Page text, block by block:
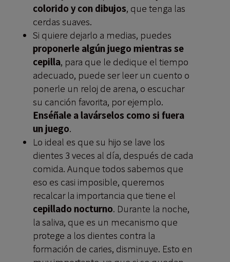
colorido y con dibujos, que tenga las
cerdas suaves.
Si quiere dejarlo a medias, puedes
proponerle algún juego mientras se
cepilla, para que le dedique el tiempo
adecuado, puede ser leer un cuento o
ponerle un reloj de arena, o escuchar
su canción favorita, por ejemplo.
Enséñale a lavárselos como si fuera
un juego.
Lo ideal es que su hijo se lave los
dientes 3 veces al día, después de cada
comida. Aunque todos sabemos que
eso es casi imposible, queremos
recalcar la importancia que tiene el
cepillado nocturno. Durante la noche,
la saliva, que es un mecanismo que
protege a los dientes contra la
formación de caries, disminuye. Esto en